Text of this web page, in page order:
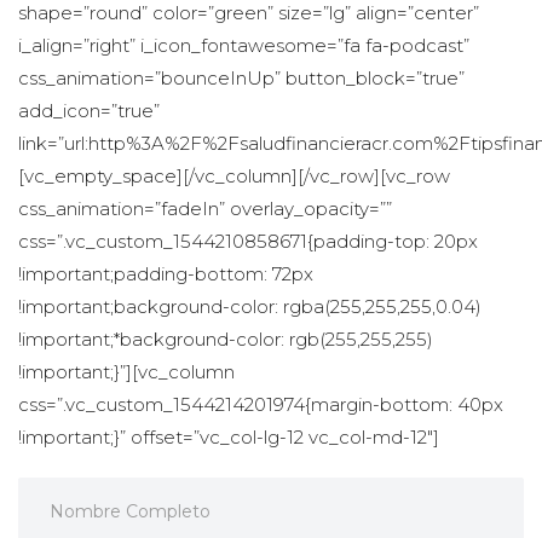
hape=”round” color=”green” size=”lg” align=”center”
i_align=”right” i_icon_fontawesome=”fa fa-podcast”
css_animation=”bounceInUp” button_block=”true”
add_icon=”true”
[vc_empty_space][/vc_column][/vc_row][vc_row
css_animation=”fadeIn” overlay_opacity=””
css=”.vc_custom_1544210858671{padding-top: 20px
!important;padding-bottom: 72px
!important;background-color: rgba(255,255,255,0.04)
!important;*background-color: rgb(255,255,255)
!important;}”][vc_column
css=”.vc_custom_1544214201974{margin-bottom: 40px
!important;}” offset=”vc_col-lg-12 vc_col-md-12″]